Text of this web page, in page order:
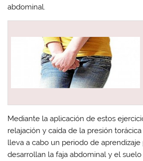
abdominal.
Mediante la aplicación de estos
relajación y caída de la presión
lleva a cabo un periodo de
desarrollan la faja abdominal y el